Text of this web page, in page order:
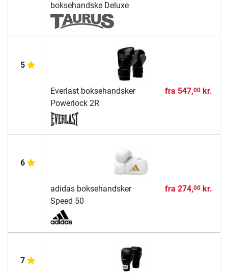
boksehandske Deluxe
5
Everlast boksehandsker
Powerlock 2R
fra 547,00kr.
6
adidas boksehandsker
Speed 50
fra 274,00kr.
7